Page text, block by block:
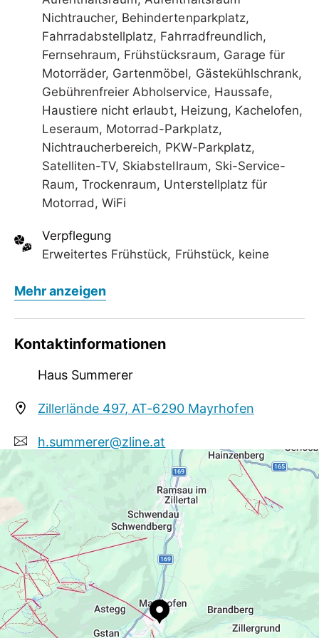
Nichtraucher, Behindertenparkplatz,
Fahrradabstellplatz, Fahrradfreundlich,
Fernsehraum, Frühstücksraum, Garage für
Motorräder, Gartenmöbel, Gästekühlschrank,
Gebührenfreier Abholservice, Haussafe,
Haustiere nicht erlaubt, Heizung, Kachelofen,
Leseraum, Motorrad-Parkplatz,
Nichtraucherbereich, PKW-Parkplatz,
Satelliten-TV, Skiabstellraum, Ski-Service-
Raum, Trockenraum, Unterstellplatz für
Motorrad, WiFi
Verpflegung
Erweitertes Frühstück, Frühstück, keine
WiFi
Sport / Freizeit
Mehr anzeigen
Kontaktinformationen
Haus Summerer
Zillerlände 497, AT-6290 Mayrhofen
h.summerer@zline.at
https://www.mayrhofen.at/haus-summerer